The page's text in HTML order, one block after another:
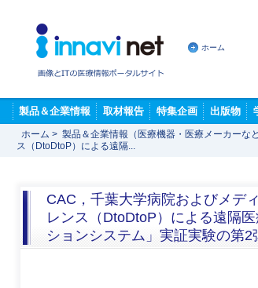
ホーム
製品＆企業情報 取材報告 特集企画 出版物
ホーム > 製品＆企業情報（医療機器・医療メーカーな
ス（DtoDtoP）による遠隔...
CAC，千葉大学病院およびメデ
レンス（DtoDtoP）による遠隔
ションシステム」実証実験の第2